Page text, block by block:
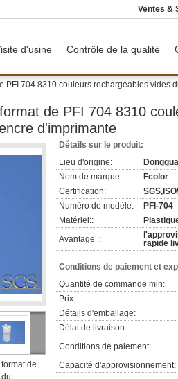
Ventes &
d'usine Contrôle de la qualité
PFI 704 8310 couleurs rechargeables vides
de PFI 704 8310
d'imprimante
de
Détails sur le produit:
Lieu d'origine:
Nom de marque:
Fcolor
Certification:
Numéro de modèle:
PFI-704
Matériel::
Avantage ::
rapide
Conditions de paiement et
Quantité de commande min:
Prix:
Détails d'emballage:
Délai de livraison:
Conditions de paiement:
Capacité d'approvisionnement: